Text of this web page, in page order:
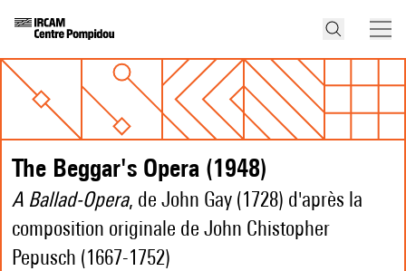
The Beggar's Opera (1948)
A Ballad-Opera, de John Gay (1728) d'après la
composition originale de John Chistopher
Pepusch (1667-1752)